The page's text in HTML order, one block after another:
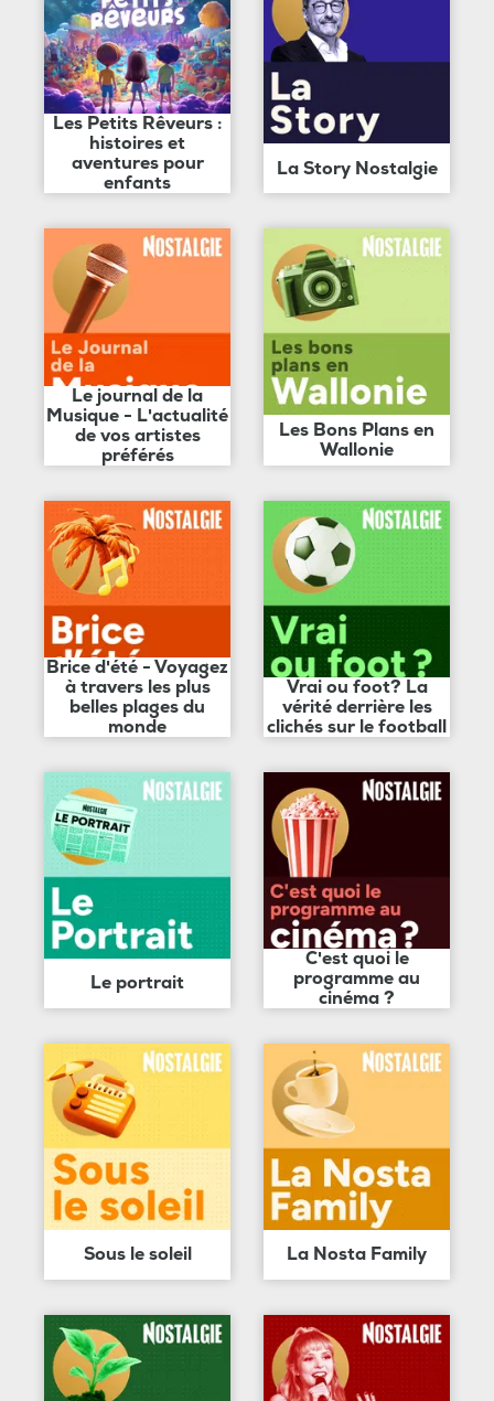
Les Petits Rêveurs :
histoires et
aventures pour
enfants
La Story Nostalgie
Le journal de la
Musique - L'actualité
de vos artistes
préférés
Les Bons Plans en
Wallonie
Brice d'été - Voyagez
à travers les plus
belles plages du
monde
Vrai ou foot? La
vérité derrière les
clichés sur le football
Le portrait
C'est quoi le
programme au
cinéma ?
Sous le soleil La Nosta Family